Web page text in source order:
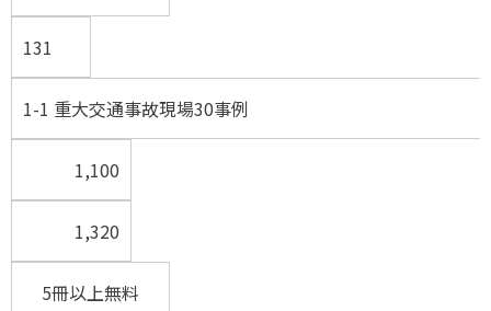
131
1-1 重大交通事故現場30事例
1,100
1,320
5冊以上無料